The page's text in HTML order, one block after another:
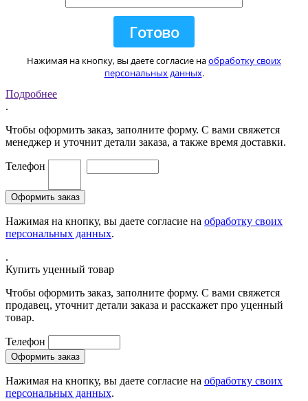
Нажимая на кнопку, вы даете согласие наобработку своих
персональных данных.
Подробнее
.
Чтобы оформить заказ, заполните форму. С вами свяжется
менеджер и уточнит детали заказа, а также время доставки.
Телефон
Нажимая на кнопку, вы даете согласие на обработку своих
персональных данных.
.
Купить уценный товар
Чтобы оформить заказ, заполните форму. С вами свяжется
продавец, уточнит детали заказа и расскажет про уценный
товар.
Телефон
Нажимая на кнопку, вы даете согласие на обработку своих
персональных данных.